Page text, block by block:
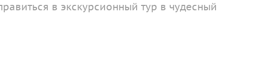
в экскурсионный тур в чудесный